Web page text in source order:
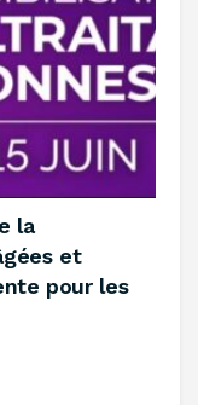
la
et
pour les